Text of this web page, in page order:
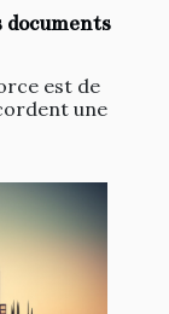
documents
est de
une